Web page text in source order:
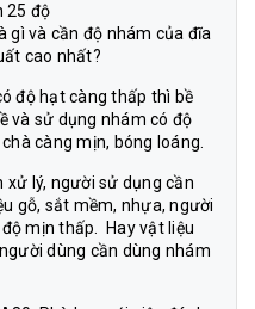
25 độ
gì và cần độ nhám của đĩa
cao nhất?
độ hạt càng thấp thì bề
và sử dụng nhám có độ
càng mịn, bóng loáng.
xử lý, người sử dụng cần
gỗ, sắt mềm, nhựa, người
mịn thấp. Hay vật liệu
dùng cần dùng nhám